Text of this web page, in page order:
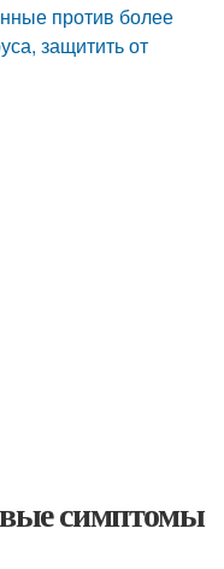
против более
защитить от
симптомы